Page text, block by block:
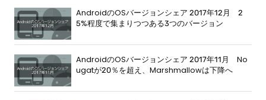
AndroidのOSバージョンシェア 2017年12月 2
5%程度で集まりつつある3つのバージョン
AndroidのOSバージョンシェア 2017年11月 No
ugatが20％を超え、Marshmallowは下降へ